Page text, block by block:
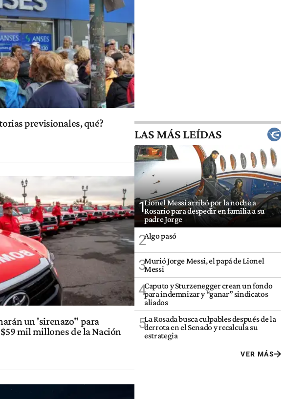
previsionales, qué?
un 'sirenazo" para
mil millones de la Nación
LAS MÁS LEÍDAS
1Lionel Messi arribó por la noche a
Rosario para despedir en familia a su
padre Jorge
2Algo pasó
3Murió Jorge Messi, el papá de Lionel
Messi
4Caputo y Sturzenegger crean un fondo
para indemnizar y “ganar” sindicatos
aliados
5La Rosada busca culpables después de la
derrota en el Senado y recalcula su
estrategia
VER MÁS